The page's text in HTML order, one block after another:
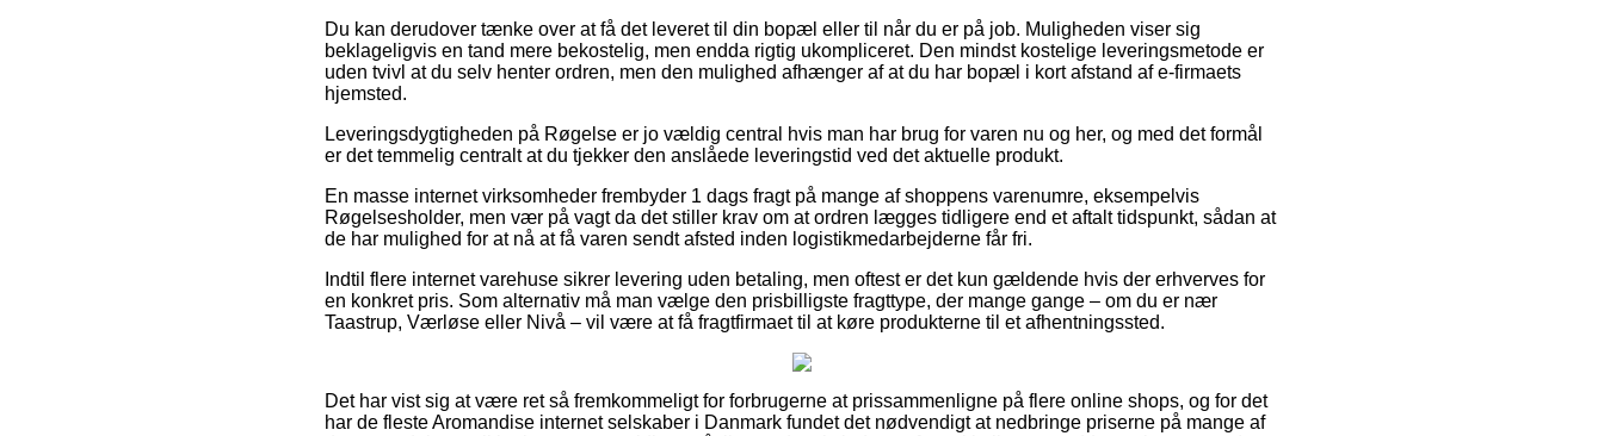
Du kan derudover tænke over at få det leveret til din bopæl eller til når du er på job. Muligheden viser sig
beklageligvis en tand mere bekostelig, men endda rigtig ukompliceret. Den mindst kostelige leveringsmetode er
uden tvivl at du selv henter ordren, men den mulighed afhænger af at du har bopæl i kort afstand af e-firmaets
hjemsted.
Leveringsdygtigheden på Røgelse er jo vældig central hvis man har brug for varen nu og her, og med det formål
er det temmelig centralt at du tjekker den anslåede leveringstid ved det aktuelle produkt.
En masse internet virksomheder frembyder 1 dags fragt på mange af shoppens varenumre, eksempelvis
Røgelsesholder, men vær på vagt da det stiller krav om at ordren lægges tidligere end et aftalt tidspunkt, sådan at
de har mulighed for at nå at få varen sendt afsted inden logistikmedarbejderne får fri.
Indtil flere internet varehuse sikrer levering uden betaling, men oftest er det kun gældende hvis der erhverves for
en konkret pris. Som alternativ må man vælge den prisbilligste fragttype, der mange gange – om du er nær
Taastrup, Værløse eller Nivå – vil være at få fragtfirmaet til at køre produkterne til et afhentningssted.
Det har vist sig at være ret så fremkommeligt for forbrugerne at prissammenligne på flere online shops, og for det
har de fleste Aromandise internet selskaber i Danmark fundet det nødvendigt at nedbringe priserne på mange af